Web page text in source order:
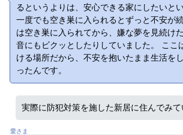
るというよりは、安心できる家にしたいと
一度でも空き巣に入られるとずっと不安が
は空き巣に入られてから、嫌な夢を見続け
音にもビクッとしたりしていました。 ここ
ける場所だから、不安を抱いたまま生活を
ったんです。
実際に防犯対策を施した新居に住んでみて
愛さま